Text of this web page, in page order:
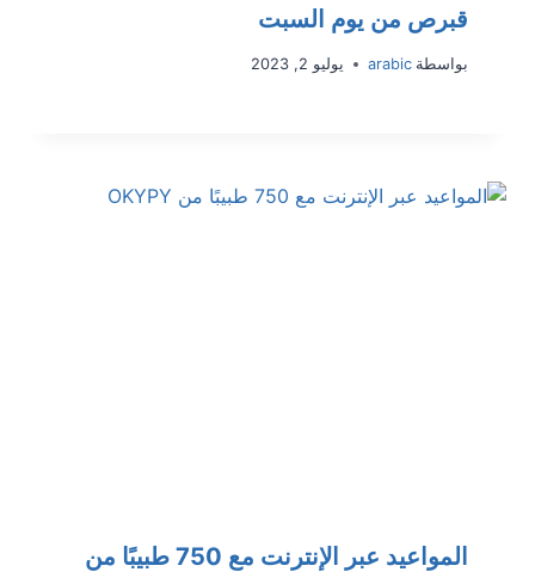
قبرص من يوم السبت
بواسطة arabic يوليو 2, 2023
المواعيد عبر الإنترنت مع 750 طبيبًا من